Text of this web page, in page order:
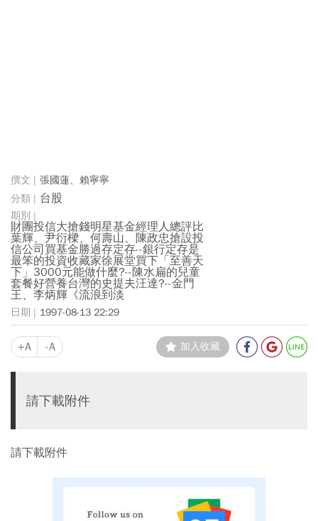
張國蓮、賴寧寧
台股
財團投信大搶錢明星基金經理人總評比
葉輝、尹衍樑、何壽山、陳政忠搶設投
信公司買基金勝過存定存--銀行定存是
最笨的投資收藏家徐展堂買下「至善天
下」3000元能做什麼?--陳水扁的兒童
套餐好營養台灣的史提夫汪達?--金門
王、李炳輝《流浪到淡
1997-08-13 22:29
+A -A 加入收藏
請下載附件
請下載附件